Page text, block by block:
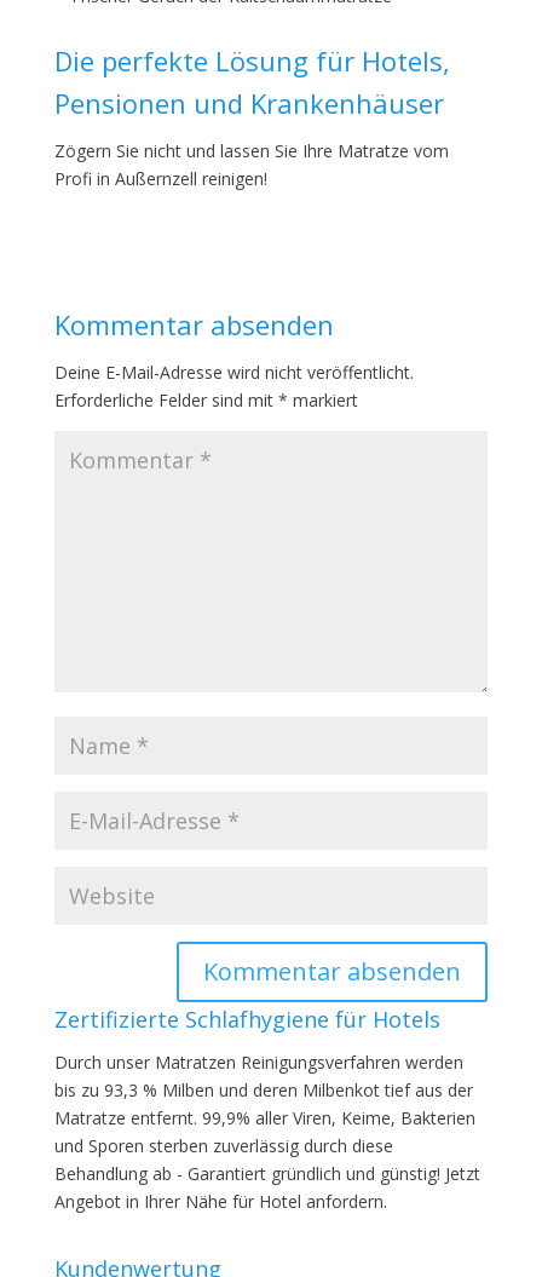
Die perfekte Lösung für Hotels,
Pensionen und Krankenhäuser
Zögern Sie nicht und lassen Sie Ihre Matratze vom
Profi in Außernzell reinigen!
Kommentar absenden
Deine E-Mail-Adresse wird nicht veröffentlicht.
Erforderliche Felder sind mit * markiert
Zertifizierte Schlafhygiene für Hotels
Durch unser Matratzen Reinigungsverfahren werden
bis zu 93,3 % Milben und deren Milbenkot tief aus der
Matratze entfernt. 99,9% aller Viren, Keime, Bakterien
und Sporen sterben zuverlässig durch diese
Behandlung ab - Garantiert gründlich und günstig! Jetzt
Angebot in Ihrer Nähe für Hotel anfordern.
Kundenwertung